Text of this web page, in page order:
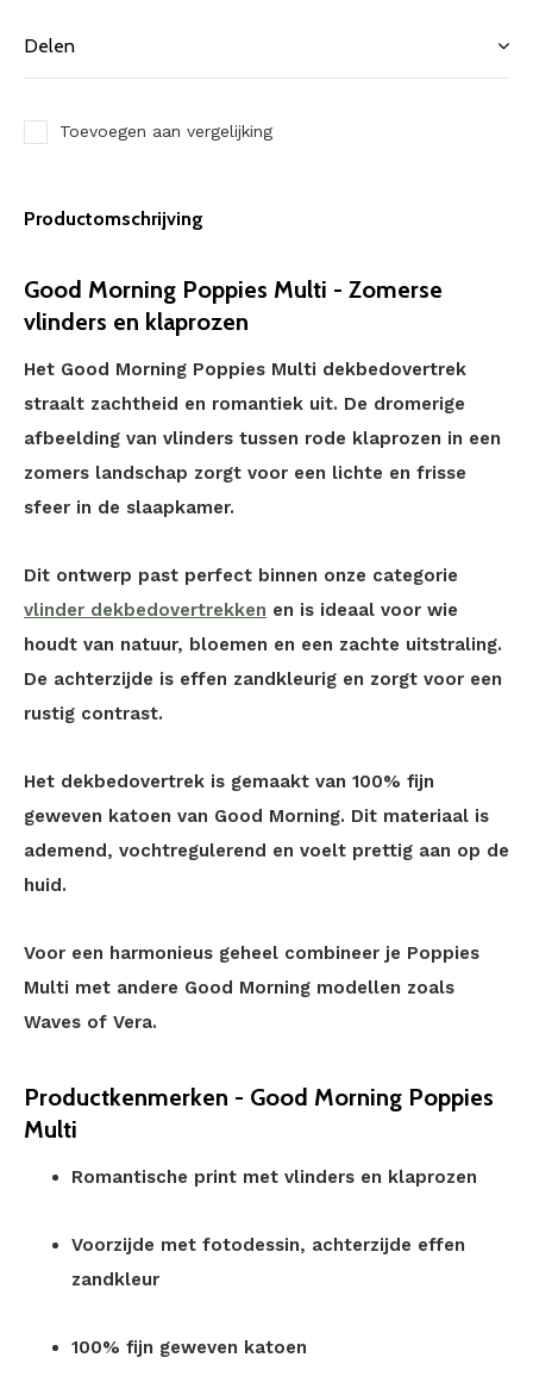
Delen
Toevoegen aan vergelijking
Productomschrijving
Good Morning Poppies Multi - Zomerse
vlinders en klaprozen
Het Good Morning Poppies Multi dekbedovertrek
straalt zachtheid en romantiek uit. De dromerige
afbeelding van vlinders tussen rode klaprozen in een
zomers landschap zorgt voor een lichte en frisse
sfeer in de slaapkamer.
Dit ontwerp past perfect binnen onze categorie
vlinder dekbedovertrekken en is ideaal voor wie
houdt van natuur, bloemen en een zachte uitstraling.
De achterzijde is effen zandkleurig en zorgt voor een
rustig contrast.
Het dekbedovertrek is gemaakt van 100% fijn
geweven katoen van Good Morning. Dit materiaal is
ademend, vochtregulerend en voelt prettig aan op de
huid.
Voor een harmonieus geheel combineer je Poppies
Multi met andere Good Morning modellen zoals
Waves of Vera.
Productkenmerken - Good Morning Poppies
Multi
Romantische print met vlinders en klaprozen
Voorzijde met fotodessin, achterzijde effen
zandkleur
100% fijn geweven katoen